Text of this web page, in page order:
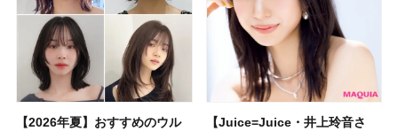
【2026年夏】おすすめのウル
【Juice=Juice・井上玲音さ
【石井美保さん】おすすめの
【2026夏】「大人のニキビケ
【Juice=Juice・井上玲音さ
【セザンヌ】新作パールグロウ
【2026年】ボディ用日焼け止
【クリスマスコフレ2026】
【板野友美さんの美活】「実は
【美容系・伊能忠敬界隈】目指
【2026年夏】40代におすすめ
【2026年夏】おすすめの髪型
【フォロー＆いいねで当たる】
【鈴木えみさんの愛用品30選】
【新色追加】セザンヌ「ウォー
【セザンヌ】8/7新色追加！